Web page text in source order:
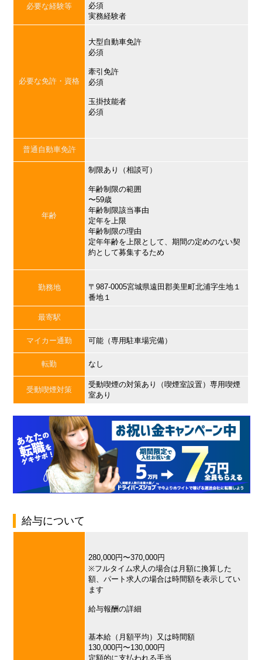
必要な経験等
必須
実務経験者
必要な免許・資格
大型自動車免許
必須
牽引免許
必須
玉掛技能者
必須
普通自動車免許
年齢
制限あり（相談可）
年齢制限の範囲
〜59歳
年齢制限該当事由
定年を上限
年齢制限の理由
定年年齢を上限として、期間の定めのない契
約として募集するため
勤務地
〒987-0005宮城県遠田郡美里町北浦字生地１
番地１
最寄駅
マイカー通勤 可能（専用駐車場完備）
転勤 なし
受動喫煙対策
受動喫煙の対策あり（喫煙室設置）専用喫煙
室あり
給与について
280,000円〜370,000円
※フルタイム求人の場合は月額に換算した
額、パート求人の場合は時間額を表示してい
ます
給与報酬の詳細
基本給（月額平均）又は時間額
130,000円〜130,000円
定額的に支払われる手当